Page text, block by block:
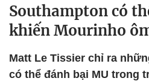
Southampton có
khiến Mourinho
Matt Le Tissier chỉ ra
có thể đánh bại MU trong